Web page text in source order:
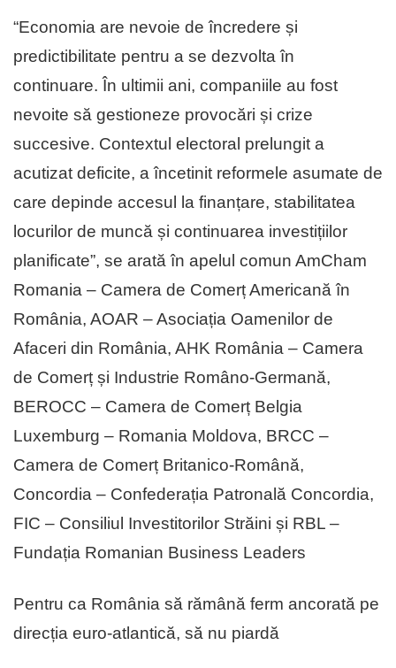
“Economia are nevoie de încredere și
predictibilitate pentru a se dezvolta în
continuare. În ultimii ani, companiile au fost
nevoite să gestioneze provocări și crize
succesive. Contextul electoral prelungit a
acutizat deficite, a încetinit reformele asumate de
care depinde accesul la finanțare, stabilitatea
locurilor de muncă și continuarea investițiilor
planificate”, se arată în apelul comun AmCham
Romania – Camera de Comerț Americană în
România, AOAR – Asociația Oamenilor de
Afaceri din România, AHK România – Camera
de Comerț și Industrie Româno-Germană,
BEROCC – Camera de Comerț Belgia
Luxemburg – Romania Moldova, BRCC –
Camera de Comerț Britanico-Română,
Concordia – Confederația Patronală Concordia,
FIC – Consiliul Investitorilor Străini și RBL –
Fundația Romanian Business Leaders
Pentru ca România să rămână ferm ancorată pe
direcția euro-atlantică, să nu piardă